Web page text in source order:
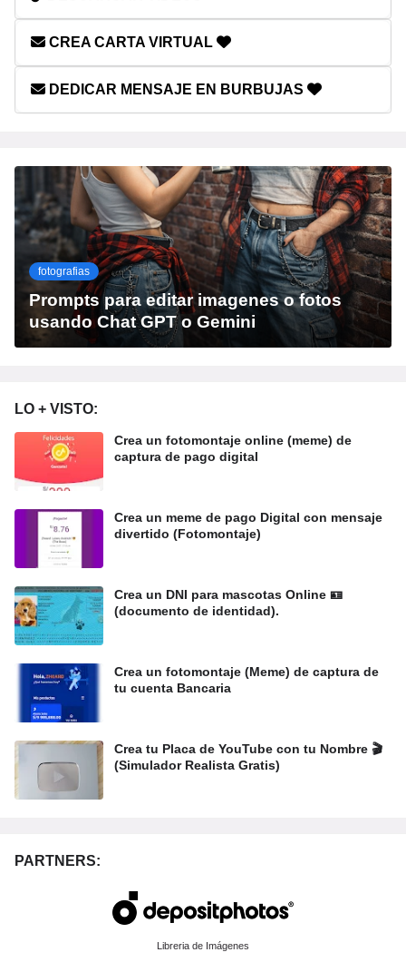
CREA CARTA VIRTUAL
DEDICAR MENSAJE EN BURBUJAS
fotografias
Prompts para editar imagenes o fotos
usando Chat GPT o Gemini
LO + VISTO:
Crea un fotomontaje online (meme) de
captura de pago digital
Crea un meme de pago Digital con mensaje
divertido (Fotomontaje)
Crea un DNI para mascotas Online 🪪
(documento de identidad).
Crea un fotomontaje (Meme) de captura de
tu cuenta Bancaria
Crea tu Placa de YouTube con tu Nombre 🎬
(Simulador Realista Gratis)
PARTNERS:
Libreria de Imágenes